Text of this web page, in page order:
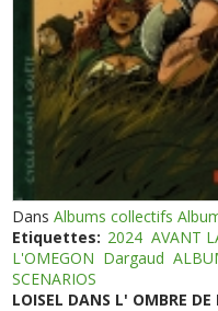
DansAlbums collectifs
Etiquettes: 2024 AVANT
L'OMEGON Dargaud
SCENARIOS
LOISEL DANS L' OMBRE DE